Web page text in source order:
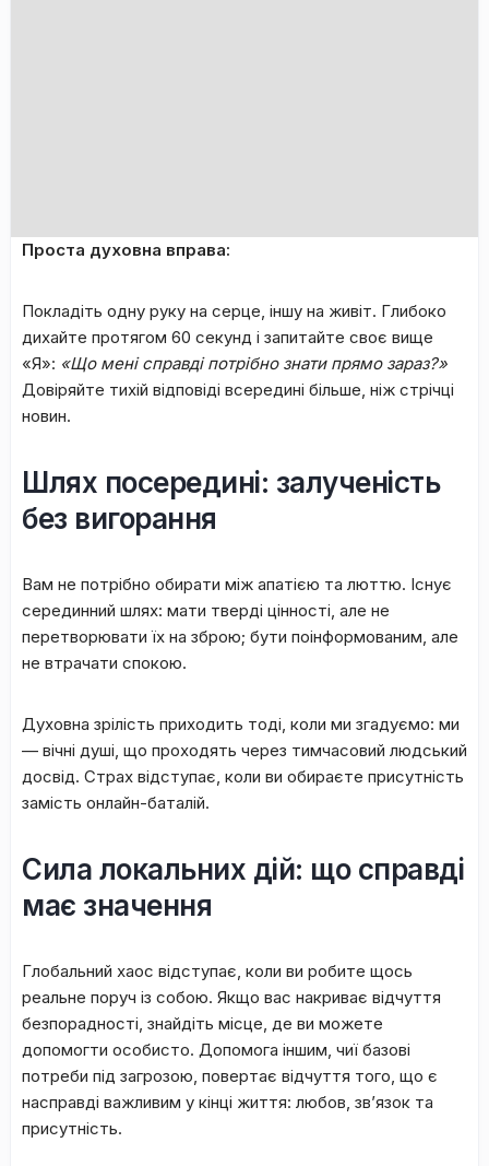
Проста духовна вправа:
Покладіть одну руку на серце, іншу на живіт. Глибоко
дихайте протягом 60 секунд і запитайте своє вище
«Я»: «Що мені справді потрібно знати прямо зараз?»
Довіряйте тихій відповіді всередині більше, ніж стрічці
новин.
​Шлях посередині: залученість
без вигорання
​Вам не потрібно обирати між апатією та люттю. Існує
серединний шлях: мати тверді цінності, але не
перетворювати їх на зброю; бути поінформованим, але
не втрачати спокою.
​Духовна зрілість приходить тоді, коли ми згадуємо: ми
— вічні душі, що проходять через тимчасовий людський
досвід. Страх відступає, коли ви обираєте присутність
замість онлайн-баталій.
​Сила локальних дій: що справді
має значення
​Глобальний хаос відступає, коли ви робите щось
реальне поруч із собою. Якщо вас накриває відчуття
безпорадності, знайдіть місце, де ви можете
допомогти особисто. Допомога іншим, чиї базові
потреби під загрозою, повертає відчуття того, що є
насправді важливим у кінці життя: любов, зв’язок та
присутність.